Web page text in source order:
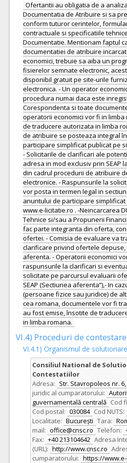
Ofertantii au obligatia de a
Documentatia de Atribuire si sa
conform tuturor cerintelor,
contractuale si specificatiile
Documentatie. Mentionam faptul
documentatiei de atribuire
economici, trebuie sa aiba un
fisierelor semnate electronic,
disponibil gratuit pe site-urile
electronica. - Un operator
procedura numai daca este
Corespondenta si toate
operatorii economici vor fi in
de traducere autorizata in limba
de atribuire se posteaza integral
participare simplificat publicat pe
- Solicitarile de clarificari ale
adresa in mod exclusiv prin SEAP
din cadrul procedurii de atribuire
electronice. - Raspunsurile la
vor posta in termen legal in
anuntului de participare
www.e-licitatie.ro . -Neincarcarea
Tehnice si/sau a Propunerii
fac parte integranta din oferta,
ofertei. - Comisia de evaluare va
clarificare privind ofertele depuse,
aferenta. - Operatorii economici
raspunsurile la clarificari si
solicitate pe parcursul evaluarii
SEAP (Sectiunea aferenta”),- In
(persoane fizice sau juridice) de
cea romana, documentele vor fi
au fost emise, însotite de
in limba romana.
VI.4) Proceduri de contestare
VI.4.1) Organismul de
Consiliul National de
Contestatiilor
Adresa: Str. Stavropoleos nr.
juridic al cumparatorului:
guvernamentală centrală Cod
Cod postal: 030084 Cod NUTS:
Localitate: București Tara:
mail: office@cnsc.ro Telefon:
Fax: +40 213104642 Adresa
(URL): http://www.cnsc.ro
cumparatorului: https://